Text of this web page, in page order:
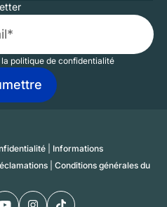
politique de confidentialité
Informations
Conditions générales du